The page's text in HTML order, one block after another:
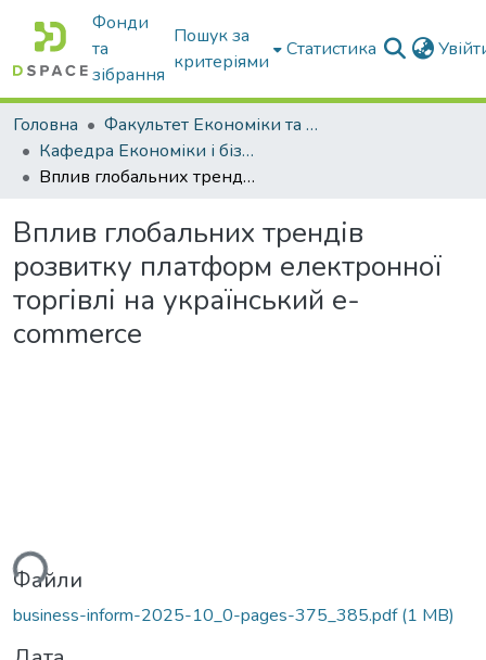
Фонди
та
зібрання
Пошук за
критеріями
Статистика
Головна
Факультет Економіки та бізнесу
Кафедра Економіки і бізнесу
Вплив глобальних трендів розвитку платформ електронної торгівлі на український e-commerce
Вплив глобальних трендів
розвитку платформ електронної
торгівлі на український e-
commerce
Файли
business-inform-2025-10_0-pages-375_385.pdf(1 MB)